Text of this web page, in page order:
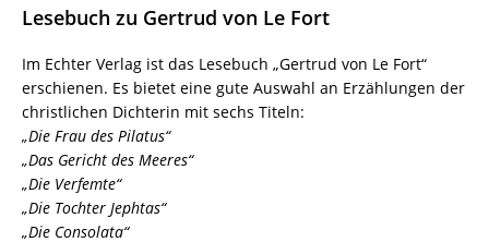
Lesebuch zu Gertrud von Le Fort
Im Echter Verlag ist das Lesebuch „Gertrud von Le Fort“
erschienen. Es bietet eine gute Auswahl an Erzählungen der
christlichen Dichterin mit sechs Titeln:
„Die Frau des Pilatus“
„Das Gericht des Meeres“
„Die Verfemte“
„Die Tochter Jephtas“
„Die Consolata“